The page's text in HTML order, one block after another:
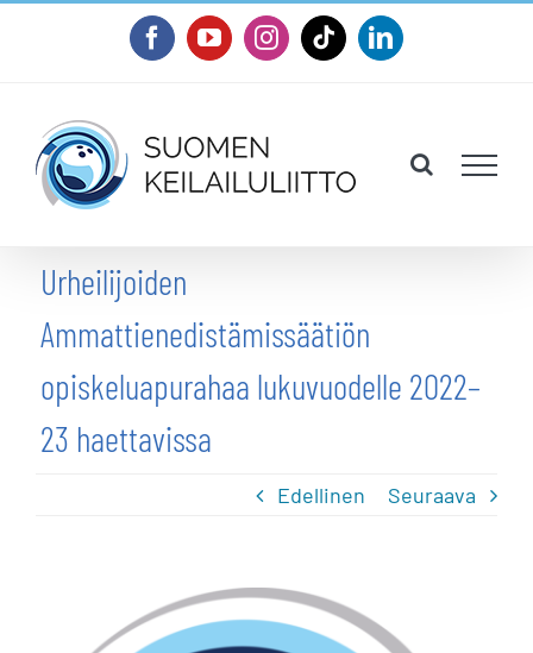
FacebookYouTubeInstagram
TiktokLinkedIn
Urheilijoiden
Ammattienedistämissäätiön
opiskeluapurahaa lukuvuodelle 2022–
23 haettavissa
Edellinen Seuraava